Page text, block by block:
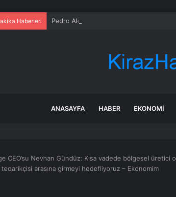
Haberleri Pedro Alonso’dan Özge Özacar’a anlamlı
ANASAYFA HABER EKONOMI
CEO’su Nevhan Gündüz: Kısa vadede bölgesel üretici
tedarikçisi arasına girmeyi hedefliyoruz – Ekonomim